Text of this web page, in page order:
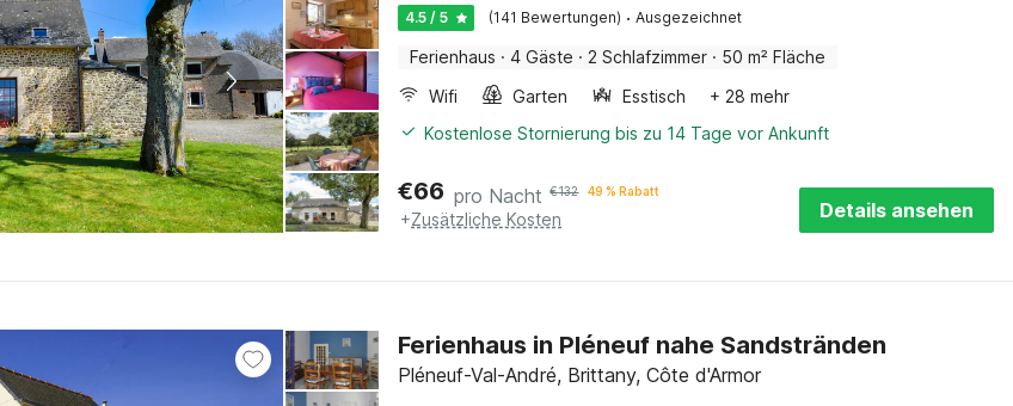
4.5 / 5 (141 Bewertungen) · Ausgezeichnet
Ferienhaus · 4 Gäste · 2 Schlafzimmer · 50 m² Fläche
Wifi
Garten Esstisch
+ 28 mehr
Kostenlose Stornierung bis zu 14 Tage vor Ankunft
€66 pro Nacht €132 49 % Rabatt
+Zusätzliche Kosten Details ansehen
Ferienhaus in Pléneuf nahe Sandstränden
Pléneuf-Val-André, Brittany, Côte d'Armor